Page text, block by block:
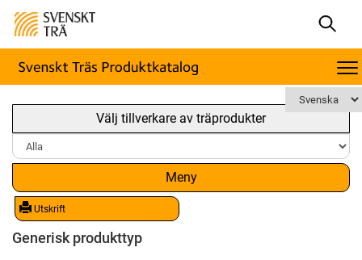
Välj tillverkare av träprodukter
Meny
Utskrift
Generisk produkttyp